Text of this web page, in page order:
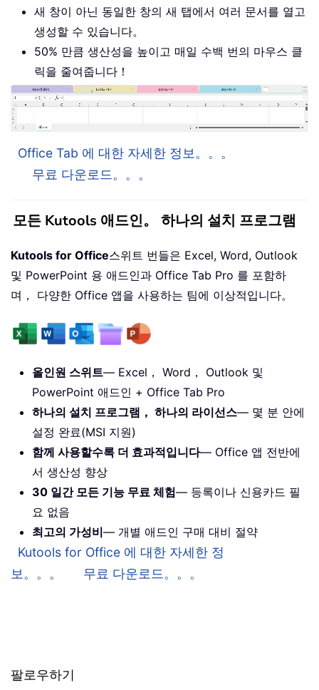
새 창이 아닌 동일한 창의 새 탭에서 여러 문서를 열고
생성할 수 있습니다。
50% 만큼 생산성을 높이고 매일 수백 번의 마우스 클
릭을 줄여줍니다！
Office Tab 에 대한 자세한 정보。。。
무료 다운로드。。。
모든 Kutools 애드인。 하나의 설치 프로그램
Kutools for Office스위트 번들은 Excel, Word, Outlook
및 PowerPoint 용 애드인과 Office Tab Pro 를 포함하
며， 다양한 Office 앱을 사용하는 팀에 이상적입니다。
올인원 스위트— Excel， Word， Outlook 및
PowerPoint 애드인 + Office Tab Pro
하나의 설치 프로그램， 하나의 라이선스— 몇 분 안에
설정 완료(MSI 지원)
함께 사용할수록 더 효과적입니다— Office 앱 전반에
서 생산성 향상
30 일간 모든 기능 무료 체험— 등록이나 신용카드 필
요 없음
최고의 가성비— 개별 애드인 구매 대비 절약
Kutools for Office 에 대한 자세한 정
보。。。
무료 다운로드。。。
팔로우하기